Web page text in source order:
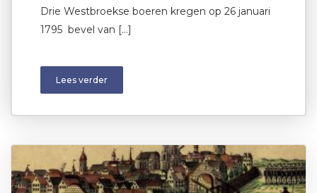
Drie Westbroekse boeren kregen op 26 januari
1795 bevel van […]
Lees verder